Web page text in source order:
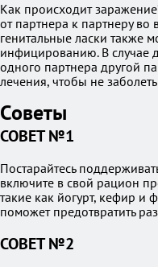
Как происходит
от партнера к партнеру во
генитальные ласки также
инфицированию. В случае
одного партнера другой
лечения, чтобы не
Советы
СОВЕТ №1
Постарайтесь
включите в свой рацион
такие как йогурт, кефир
поможет предотвратить
СОВЕТ №2